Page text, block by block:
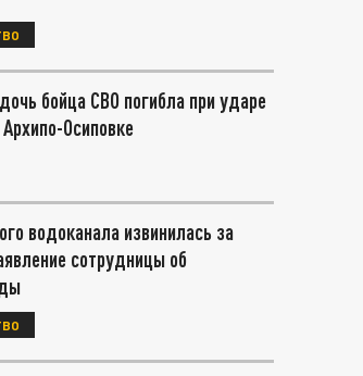
бойца СВО погибла при ударе
Осиповке
водоканала извинилась за
сотрудницы об